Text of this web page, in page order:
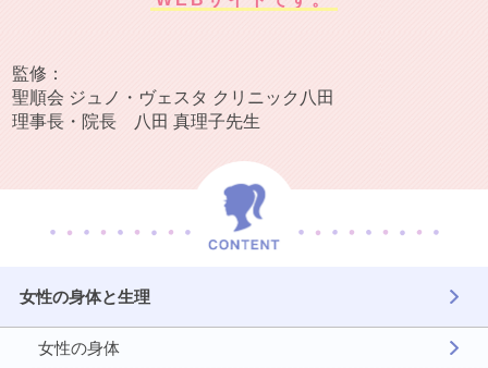
監修：
聖順会 ジュノ・ヴェスタ クリニック八田
理事長・院長 八田 真理子先生
女性の身体と生理
女性の身体